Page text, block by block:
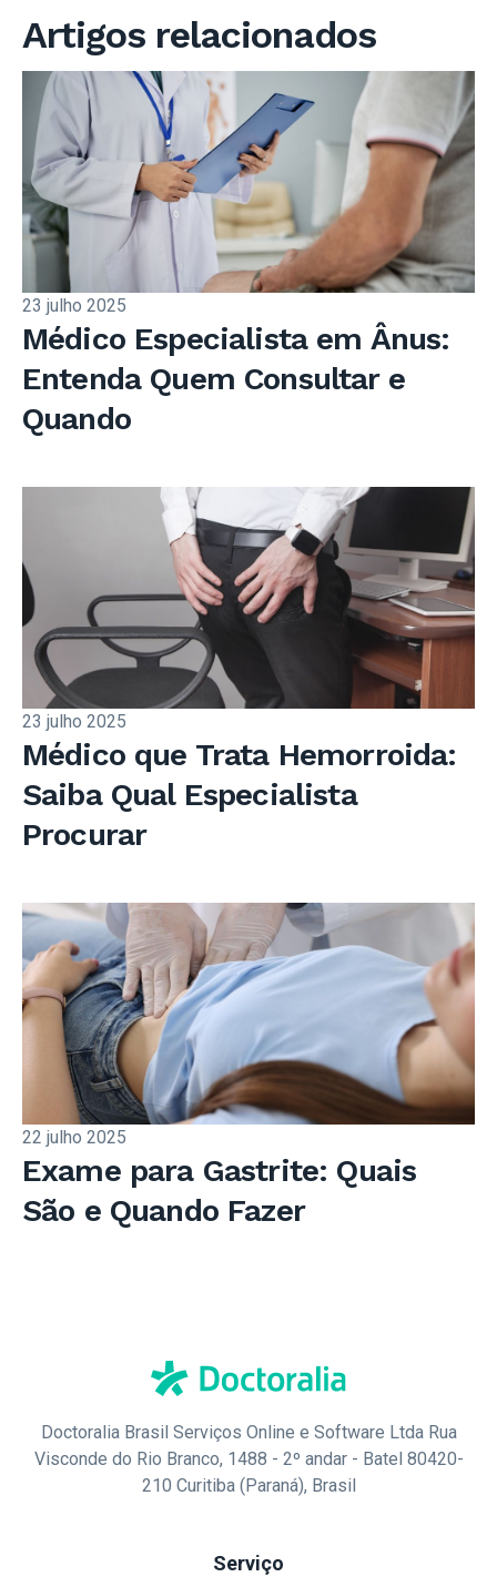
Artigos relacionados
23 julho 2025
Médico Especialista em Ânus:
Entenda Quem Consultar e
Quando
23 julho 2025
Médico que Trata Hemorroida:
Saiba Qual Especialista
Procurar
22 julho 2025
Exame para Gastrite: Quais
São e Quando Fazer
Doctoralia Brasil Serviços Online e Software Ltda Rua
Visconde do Rio Branco, 1488 - 2º andar - Batel 80420-
210 Curitiba (Paraná), Brasil
Serviço